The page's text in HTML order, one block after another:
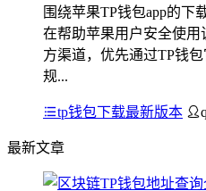
围绕苹果TP钱包app的下
在帮助苹果用户安全使
方渠道，优先通过TP钱
规...
tp钱包下载最新版本
最新文章